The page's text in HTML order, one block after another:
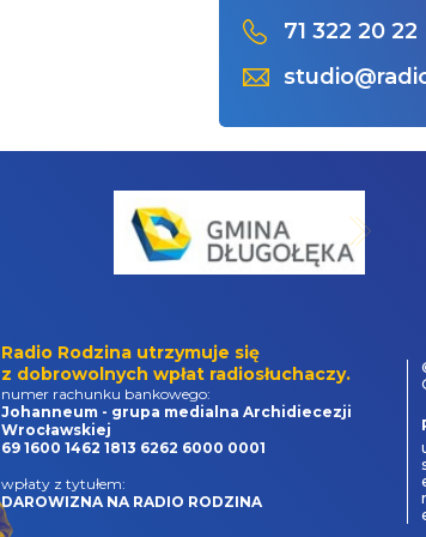
71 322 20 22
Radio Rodzina utrzymuje się
z dobrowolnych wpłat radiosłuchaczy.
numer rachunku bankowego:
Johanneum - grupa medialna Archidiecezji
Wrocławskiej
69 1600 1462 1813 6262 6000 0001
wpłaty z tytułem:
DAROWIZNA NA RADIO RODZINA